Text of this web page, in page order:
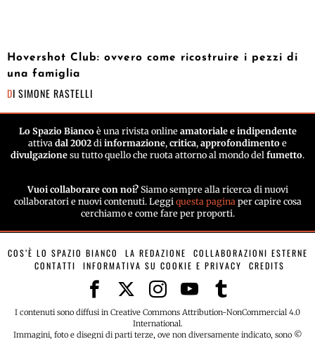
Hovershot Club: ovvero come ricostruire i pezzi di
una famiglia
DI SIMONE RASTELLI
Lo Spazio Biancoè una rivista online amatoriale e indipendente
attiva dal 2002 di informazione, critica, approfondimento e
divulgazione su tutto quello che ruota attorno al mondo del fumetto.
Vuoi collaborare con noi? Siamo sempre alla ricerca di nuovi
collaboratori e nuovi contenuti. Leggi questa pagina per capire cosa
cerchiamo e come fare per proporti.
COS’È LO SPAZIO BIANCO LA REDAZIONE
COLLABORAZIONI ESTERNE
CONTATTI
INFORMATIVA SU COOKIE E PRIVACY CREDITS
I contenuti sono diffusi in Creative Commons Attribution-NonCommercial 4.0
International.
Immagini, foto e disegni di parti terze, ove non diversamente indicato, sono ©